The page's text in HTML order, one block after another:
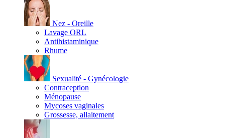
Nez - Oreille
Lavage ORL
Antihistaminique
Rhume
Sexualité - Gynécologie
Contraception
Ménopause
Mycoses vaginales
Grossesse, allaitement